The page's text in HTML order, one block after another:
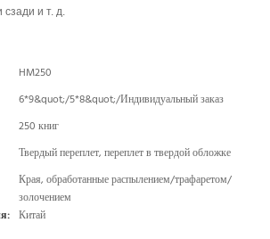
и т. д.
HM250
6*9&quot;/5*8&quot;/Индивидуальный заказ
250 книг
Твердый переплет, переплет в твердой обложке
Края, обработанные распылением/трафаретом/
золочением
Китай